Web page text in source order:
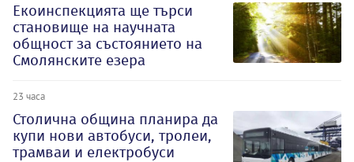
Екоинспекцията ще търси
становище на научната
общност за състоянието на
Смолянските езера
23 часа
Столична община планира да
купи нови автобуси, тролеи,
трамваи и електробуси